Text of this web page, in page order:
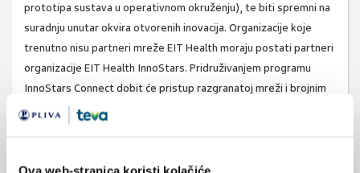
Ova web-stranica koristi kolačiće
prototipa sustava u operativnom okruženju), te biti spremni na
suradnju unutar okvira otvorenih inovacija. Organizacije koje
trenutno nisu partneri mreže EIT Health moraju postati partneri
organizacije EIT Health InnoStars. Pridruživanjem programu
InnoStars Connect dobit će pristup razgranatoj mreži i brojnim
resursima koji će im omogućiti transformativne suradnje s
vodećim inovatorima u sektoru zdravstva.